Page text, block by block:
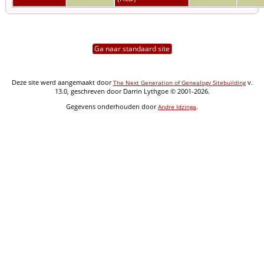
Ga naar standaard site
Deze site werd aangemaakt doorThe Next Generation of Genealogy Sitebuildingv.
13.0, geschreven door Darrin Lythgoe © 2001-2026.
Gegevens onderhouden doorAndre Idzinga.